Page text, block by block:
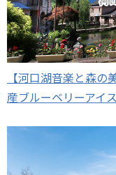
【河口湖音楽と森
産ブルーベリーアイ